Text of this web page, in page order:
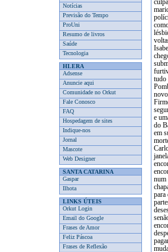
Notícias
Previsão do Tempo
ProUni
Resumo de livros
Saúde
Tecnologia
HLERA
Adsense
Anuncie aqui
Comunidade no Orkut
Fale Conosco
FAQ
Hospedagem de sites
Indique-nos
Jornal
Mascote
Web Designer
SANTA CATARINA
Gaspar
Ilhota
LINKS ÚTEIS
Orkut Login
Email do Google
Frases de Amor
Feliz Páscoa
Frases de Reflexão